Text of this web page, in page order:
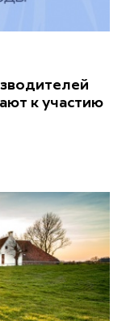
к участию